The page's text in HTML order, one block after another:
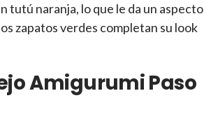
tutú naranja, lo que le da un aspecto
zapatos verdes completan su look
Amigurumi Paso